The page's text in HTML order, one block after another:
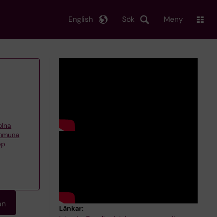
Sök
English Meny
Länkar: